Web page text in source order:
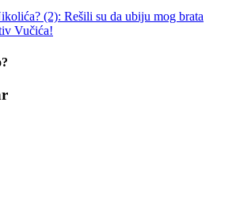
(2): Rešili su da ubiju mog brata
Vučića!